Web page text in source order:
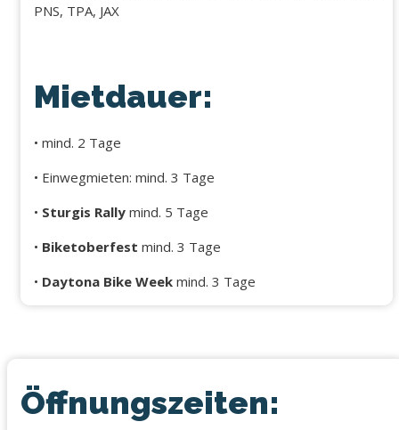
PNS, TPA, JAX
Mietdauer:
• mind. 2 Tage
• Einwegmieten: mind. 3 Tage
• Sturgis Rallymind. 5 Tage
• Biketoberfest mind. 3 Tage
• Daytona Bike Weekmind. 3 Tage
Öffnungszeiten: